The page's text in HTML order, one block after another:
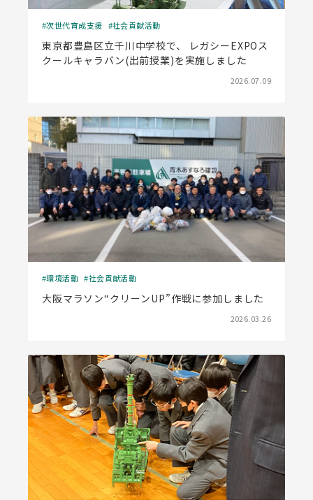
次世代育成支援 社会貢献活動
東京都豊島区立千川中学校で、 レガシーEXPOス
クールキャラバン(出前授業)を実施しました
2026.07.09
環境活動 社会貢献活動
大阪マラソン“クリーンUP”作戦に参加しました
2026.03.26